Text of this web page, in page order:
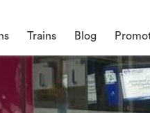
Trains Blog